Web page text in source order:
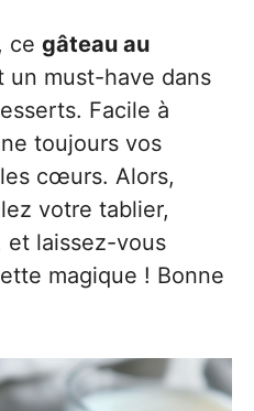
ce gâteau au
un must-have dans
Facile à
toujours vos
cœurs. Alors,
votre tablier,
et laissez-vous
magique ! Bonne